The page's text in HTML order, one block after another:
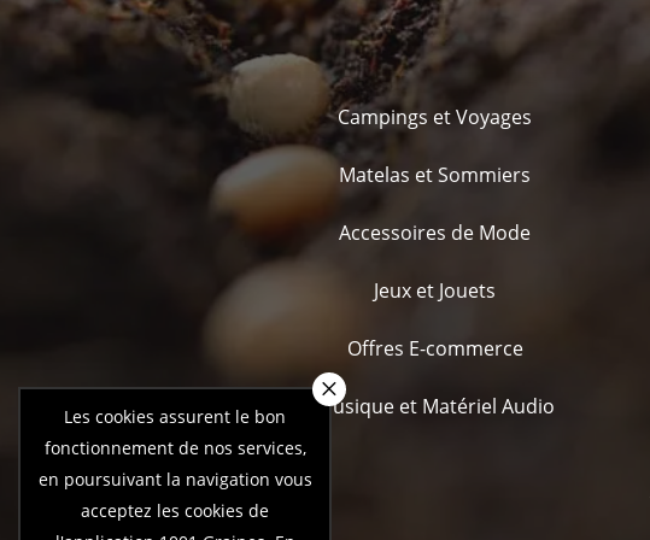
Campings et Voyages
Matelas et Sommiers
Accessoires de Mode
Jeux et Jouets
Offres E-commerce
Musique et Matériel Audio
Les cookies assurent le bon
fonctionnement de nos services,
en poursuivant la navigation vous
acceptez les cookies de
×